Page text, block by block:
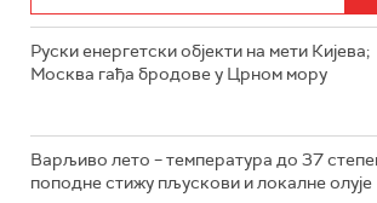
Руски енергетски објекти на мети Кијева;
Москва гађа бродове у Црном мору
Варљиво лето – температура до 37
поподне стижу пљускови и локалне олује